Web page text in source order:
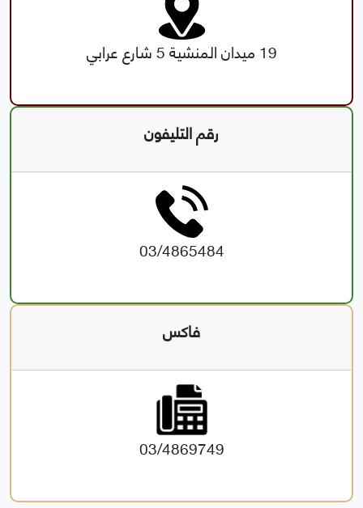
19 ميدان المنشية 5 شارع عرابي
رقم التليفون
03/4865484
فاكس
03/4869749